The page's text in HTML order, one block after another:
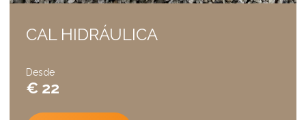
CAL HIDRÁULICA
Desde
€ 22